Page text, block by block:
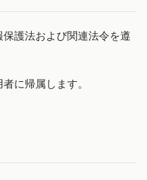
護法および関連法令を遵
に帰属します。